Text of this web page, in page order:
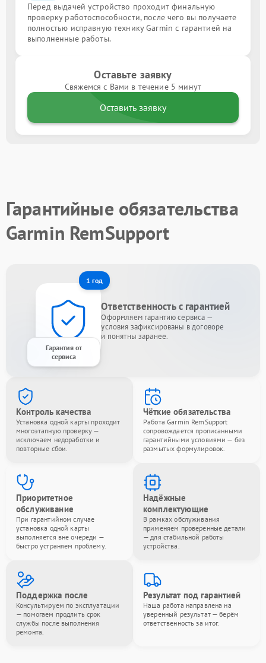
Перед выдачей устройство проходит финальную
проверку работоспособности, после чего вы получаете
полностью исправную технику Garmin с гарантией на
выполненные работы.
Оставьте заявку
Свяжемся с Вами в течение 5 минут
Оставить заявку
Гарантийные обязательства
Garmin RemSupport
1 год
Гарантия от
сервиса
Ответственность с гарантией
Оформляем гарантию сервиса —
условия зафиксированы в договоре
и понятны заранее.
Контроль качества
Установка одной карты проходит
многоэтапную проверку —
исключаем недоработки и
повторные сбои.
Чёткие обязательства
Работа Garmin RemSupport
сопровождается прописанными
гарантийными условиями — без
размытых формулировок.
Приоритетное
обслуживание
При гарантийном случае
установка одной карты
выполняется вне очереди —
быстро устраняем проблему.
Надёжные
комплектующие
В рамках обслуживания
применяем проверенные детали
— для стабильной работы
устройства.
Поддержка после
Консультируем по эксплуатации
— помогаем продлить срок
службы после выполнения
ремонта.
Результат под гарантией
Наша работа направлена на
уверенный результат — берём
ответственность за итог.